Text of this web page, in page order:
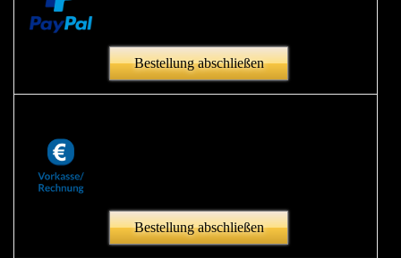
Bestellung abschließen
Bestellung abschließen